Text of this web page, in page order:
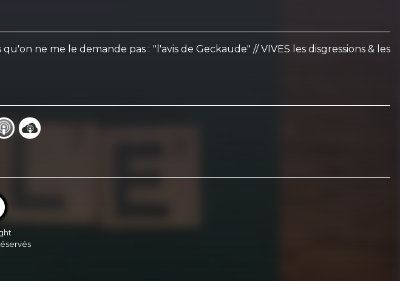
ne me le demande pas : "l'avis de Geckaude" // VIVES les disgressions & les